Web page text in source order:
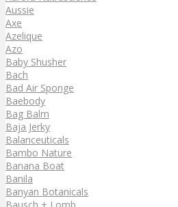
Aussie
Axe
Azelique
Azo
Baby Shusher
Bach
Bad Air Sponge
Baebody
Bag Balm
Baja Jerky
Balanceuticals
Bambo Nature
Banana Boat
Banila
Banyan Botanicals